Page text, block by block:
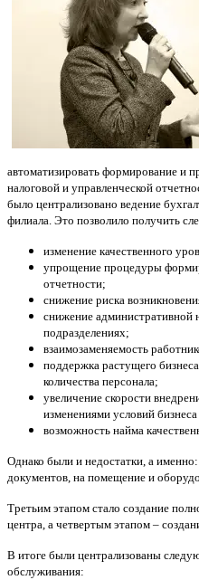
автоматизировать формирование и
налоговой и управленческой
было централизовано ведение
филиала. Это позволило получить
изменение качественного
упрощение процедуры
отчетности;
снижение риска
снижение административной
подразделениях;
взаимозаменяемость
поддержка растущего
количества персонала;
увеличение скорости
изменениями условий бизнеса
возможность найма
Однако были и недостатки, а
документов, на помещение и
Третьим этапом стало создание
центра, а четвертым этапом –
В итоге были централизованы
обслуживания: